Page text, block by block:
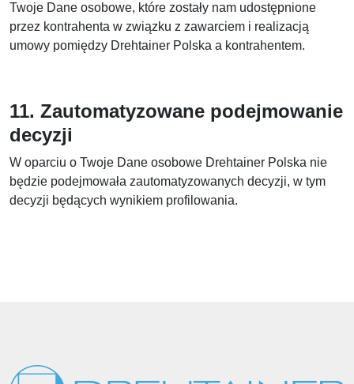
Twoje Dane osobowe, które zostały nam udostępnione
przez kontrahenta w związku z zawarciem i realizacją
umowy pomiędzy Drehtainer Polska a kontrahentem.
11. Zautomatyzowane podejmowanie
decyzji
W oparciu o Twoje Dane osobowe Drehtainer Polska nie
będzie podejmowała zautomatyzowanych decyzji, w tym
decyzji będących wynikiem profilowania.